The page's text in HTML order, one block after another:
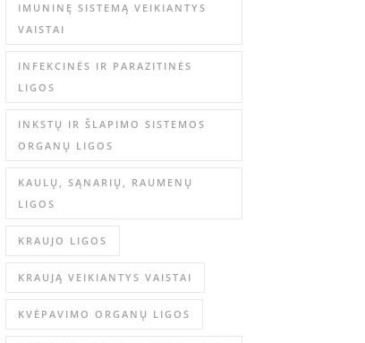
IMUNINĘ SISTEMĄ VEIKIANTYS
VAISTAI
INFEKCINĖS IR PARAZITINĖS
LIGOS
INKSTŲ IR ŠLAPIMO SISTEMOS
ORGANŲ LIGOS
KAULŲ, SĄNARIŲ, RAUMENŲ
LIGOS
KRAUJO LIGOS
KRAUJĄ VEIKIANTYS VAISTAI
KVĖPAVIMO ORGANŲ LIGOS